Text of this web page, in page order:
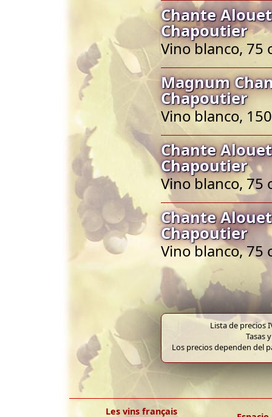
Chante
Chapoutier
Vino blanco, 75
Magnum
Chapoutier
Vino blanco,
Chante
Chapoutier
Vino blanco, 75
Chante
Chapoutier
Vino blanco, 75
Lista de precios
Tasas
Los precios dependen del
Les vins français